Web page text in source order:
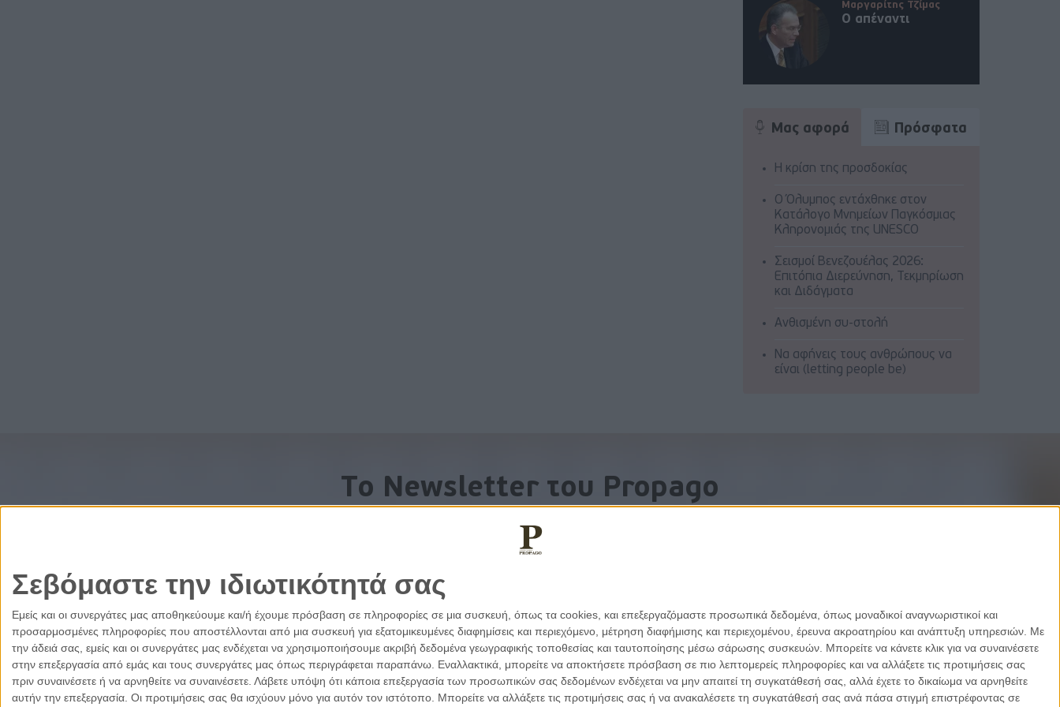
Σεβόμαστε την ιδιωτικότητά σας
Εμείς και οι συνεργάτες μας αποθηκεύουμε και/ή έχουμε πρόσβαση σε πληροφορίες σε μια συσκευή, όπως τα cookies, και επεξεργαζόμαστε προσωπικά δεδομένα, όπως μοναδικοί αναγνωριστικοί και
προσαρμοσμένες πληροφορίες που αποστέλλονται από μια συσκευή για εξατομικευμένες διαφημίσεις και περιεχόμενο, μέτρηση διαφήμισης και περιεχομένου, έρευνα ακροατηρίου και ανάπτυξη υπηρεσιών. Με
την άδειά σας, εμείς και οι συνεργάτες μας ενδέχεται να χρησιμοποιήσουμε ακριβή δεδομένα γεωγραφικής τοποθεσίας και ταυτοποίησης μέσω σάρωσης συσκευών. Μπορείτε να κάνετε κλικ για να συναινέσετε
στην επεξεργασία από εμάς και τους συνεργάτες μας όπως περιγράφεται παραπάνω. Εναλλακτικά, μπορείτε να αποκτήσετε πρόσβαση σε πιο λεπτομερείς πληροφορίες και να αλλάξετε τις προτιμήσεις σας
πριν συναινέσετε ή να αρνηθείτε να συναινέσετε. Λάβετε υπόψη ότι κάποια επεξεργασία των προσωπικών σας δεδομένων ενδέχεται να μην απαιτεί τη συγκατάθεσή σας, αλλά έχετε το δικαίωμα να αρνηθείτε
αυτήν την επεξεργασία. Οι προτιμήσεις σας θα ισχύουν μόνο για αυτόν τον ιστότοπο. Μπορείτε να αλλάξετε τις προτιμήσεις σας ή να ανακαλέσετε τη συγκατάθεσή σας ανά πάσα στιγμή επιστρέφοντας σε
Μαργαρίτης Τζίμας
Ο απέναντι
Μας αφορά Πρόσφατα
Η κρίση της προσδοκίας
Ο Όλυμπος εντάχθηκε στον
Κατάλογο Μνημείων Παγκόσμιας
Κληρονομιάς της UNESCO
Σεισμοί Βενεζουέλας 2026:
Επιτόπια Διερεύνηση, Τεκμηρίωση
και Διδάγματα
Ανθισμένη συ-στολή
Να αφήνεις τους ανθρώπους να
είναι (letting people be)
To Newsletter του Propago
Λάβετε την ανάλυση της ημέρας στο email σας
Ελλάδα Κύπρος Δικαιοσύνη Πολιτισμός Παρεμβάσεις Designed by Porcupine Colors-Developed by Joinweb